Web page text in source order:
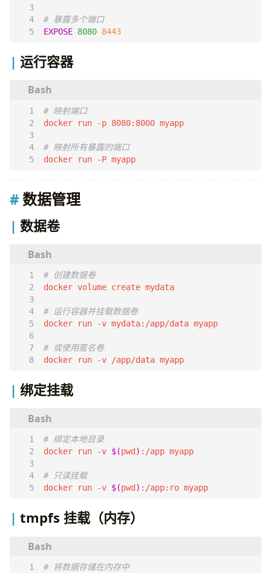
# 暴露多个端口
EXPOSE 8080 8443
运行容器
# 映射端口
# 映射所有暴露的端口
docker run -P myapp
数据管理
数据卷
# 创建数据卷
# 运行容器并挂载数据卷
# 或使用匿名卷
docker run -v /app/data myapp
绑定挂载
# 绑定本地目录
docker run -v $(pwd )
# 只读挂载
docker run -v $(pwd ) :/app:ro myapp
tmpfs 挂载（内存）
# 将数据存储在内存中